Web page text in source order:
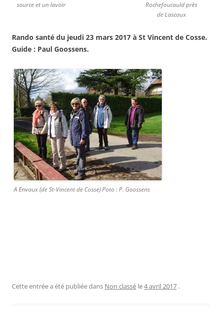
source et un lavoir
Rochefoucauld près
de Lascaux
Rando santé du jeudi 23 mars 2017 à St Vincent de Cosse.
Guide : Paul Goossens.
A Envaux (de St-Vincent de Cosse) Poto : P. Goossens
Cette entrée a été publiée dans Non classé le4 avril 2017 .